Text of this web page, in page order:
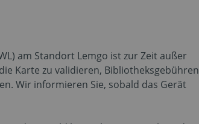
am Standort Lemgo ist zur Zeit außer
Karte zu validieren, Bibliotheksgebühren
Wir informieren Sie, sobald das Gerät